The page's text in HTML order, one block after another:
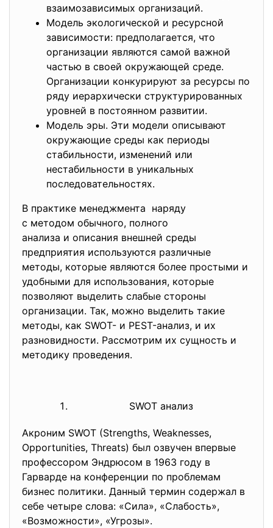
взаимозависимых организаций.
Модель экологической и ресурсной
зависимости: предполагается, что
организации являются самой важной
частью в своей окружающей среде.
Организации конкурируют за ресурсы по
ряду иерархически структурированных
уровней в постоянном развитии.
Модель эры. Эти модели описывают
окружающие среды как периоды
стабильности, изменений или
нестабильности в уникальных
последовательностях.
В практике менеджмента наряду
с методом обычного, полного
анализа и описания внешней среды
предприятия используются различные
методы, которые являются более простыми и
удобными для использования, которые
позволяют выделить слабые стороны
организации. Так, можно выделить такие
методы, как SWOT- и PEST-анализ, и их
разновидности. Рассмотрим их сущность и
методику проведения.
SWOT анализ
Акроним SWOT (Strengths, Weaknesses,
Opportunities, Threats) был озвучен впервые
профессором Эндрюсом в 1963 году в
Гарварде на конференции по проблемам
бизнес политики. Данный термин содержал в
себе четыре слова: «Сила», «Слабость»,
«Возможности», «Угрозы».